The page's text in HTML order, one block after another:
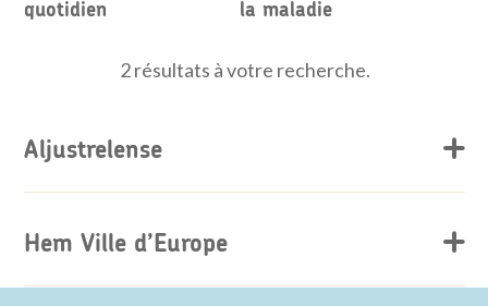
quotidien
la maladie
2 résultats à votre recherche.
Aljustrelense
Hem Ville d’Europe